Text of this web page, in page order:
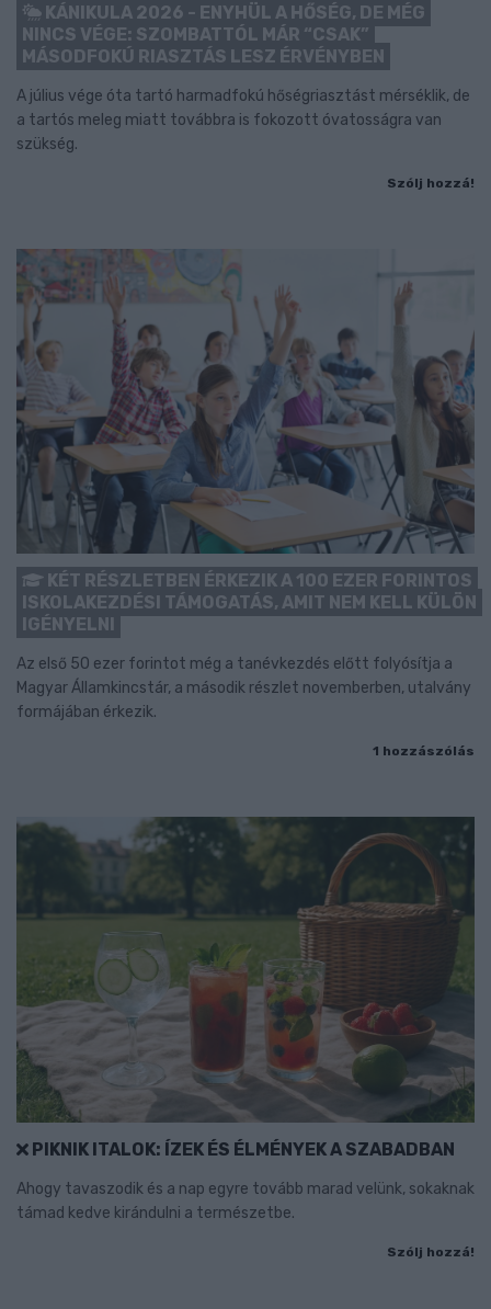
KÁNIKULA 2026 - ENYHÜL A HŐSÉG, DE MÉG
NINCS VÉGE: SZOMBATTÓL MÁR “CSAK”
MÁSODFOKÚ RIASZTÁS LESZ ÉRVÉNYBEN
A július vége óta tartó harmadfokú hőségriasztást mérséklik, de
a tartós meleg miatt továbbra is fokozott óvatosságra van
szükség.
Szólj hozzá!
KÉT RÉSZLETBEN ÉRKEZIK A 100 EZER FORINTOS
ISKOLAKEZDÉSI TÁMOGATÁS, AMIT NEM KELL KÜLÖN
IGÉNYELNI
Az első 50 ezer forintot még a tanévkezdés előtt folyósítja a
Magyar Államkincstár, a második részlet novemberben, utalvány
formájában érkezik.
1 hozzászólás
PIKNIK ITALOK: ÍZEK ÉS ÉLMÉNYEK A SZABADBAN
Ahogy tavaszodik és a nap egyre tovább marad velünk, sokaknak
támad kedve kirándulni a természetbe.
Szólj hozzá!